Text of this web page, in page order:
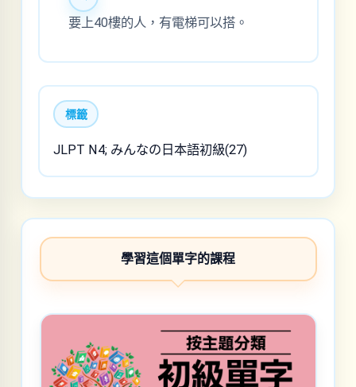
要上40樓的人，有電梯可以搭。
標籤
JLPT N4; みんなの日本語初級(27)
學習這個單字的課程